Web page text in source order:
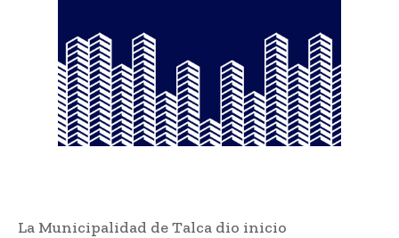
La Municipalidad de Talca dio inicio